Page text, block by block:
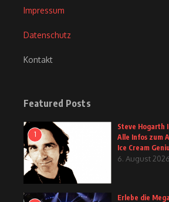
Impressum
Datenschutz
Kontakt
Featured Posts
1
Steve Hogarth
Alle Infos zum
Ice Cream
6. August 2026
Erlebe die